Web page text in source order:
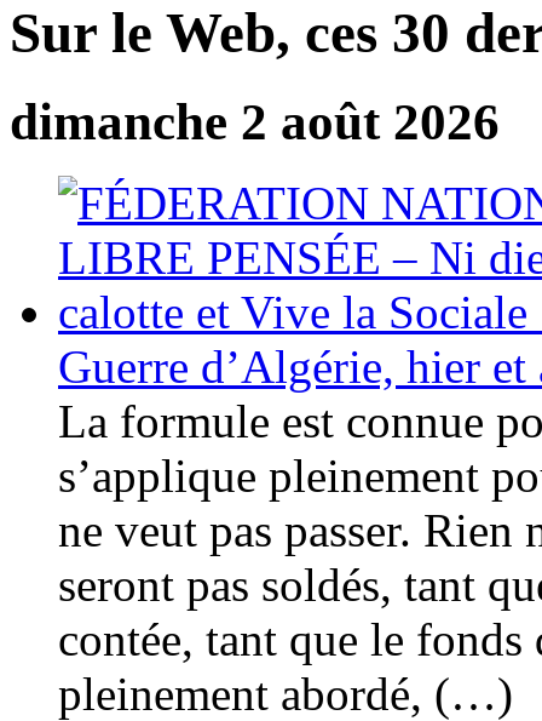
Sur le Web, ces 30
dimanche 2 août 2026
Guerre d’Algérie, hier
La formule est connue
s’applique pleinement
ne veut pas passer. Rien
seront pas soldés, tant
contée, tant que le fonds
pleinement abordé, (…)